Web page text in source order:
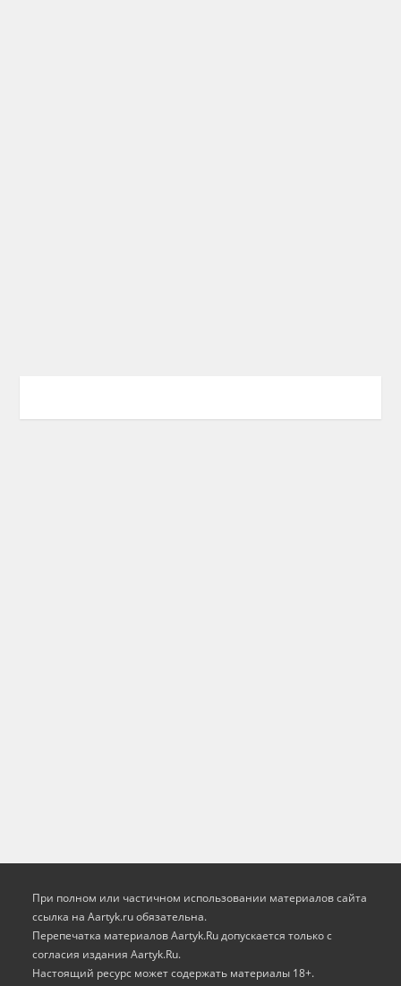
При полном или частичном использовании материалов сайта
ссылка на Aartyk.ru oбязательна.
Перепечатка материалов Aartyk.Ru допускается только с
согласия издания Aartyk.Ru.
Настоящий ресурс может содержать материалы 18+.